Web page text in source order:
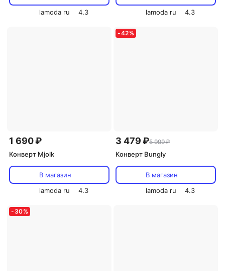
lamoda ru
4.3
lamoda ru
4.3
1 690 ₽
Конверт Mjolk
В магазин
lamoda ru
4.3
-42%
3 479 ₽5 999 ₽
Конверт Bungly
В магазин
lamoda ru
4.3
- 30%